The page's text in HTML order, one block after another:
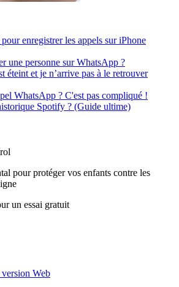
enregistrer les appels sur iPhone
une personne sur WhatsApp ?
éteint et je n’arrive pas à le retrouver
WhatsApp ? C'est pas compliqué !
Spotify ? (Guide ultime)
pour protéger vos enfants contre les
un essai gratuit
version Web